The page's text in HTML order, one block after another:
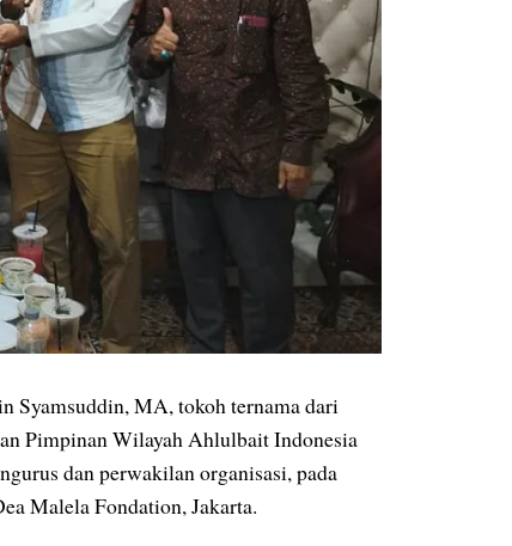
Syamsuddin, MA, tokoh ternama dari
Pimpinan Wilayah Ahlulbait Indonesia
dan perwakilan organisasi, pada
Malela Fondation, Jakarta.